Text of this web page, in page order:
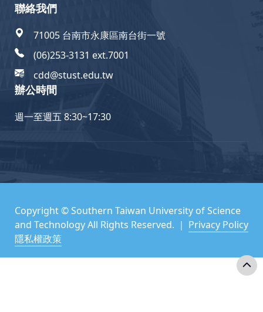
聯絡我們
71005 台南市永康區南台街一號
(06)253-3131 ext.7001
cdd@stust.edu.tw
辦公時間
週一至週五 8:30~17:30
Copyright © Southern Taiwan University of Science
and Technology All Rights Reserved. ｜ Privacy Policy
隱私權政策